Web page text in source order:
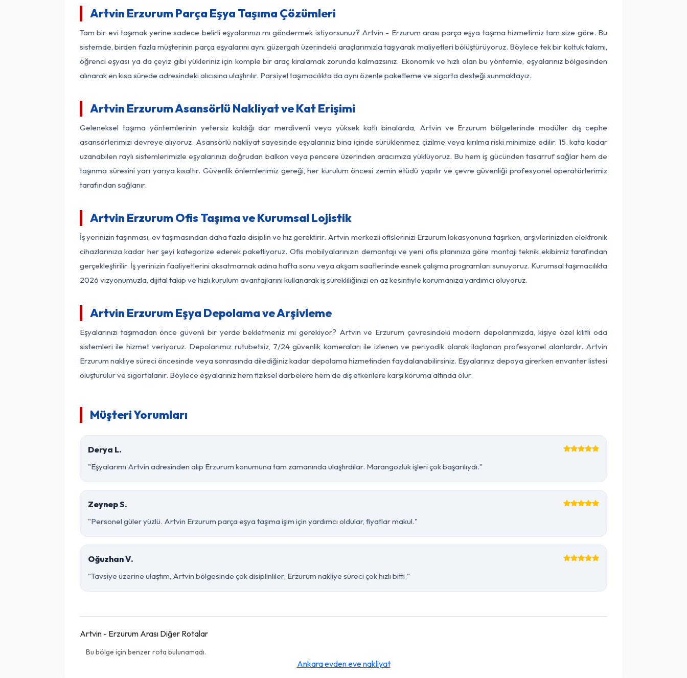
Artvin Erzurum Parça Eşya Taşıma Çözümleri
Tam bir evi taşımak yerine sadece belirli eşyalarınızı mı göndermek istiyorsunuz? Artvin - Erzurum arası parça eşya taşıma hizmetimiz tam size göre. Bu
sistemde, birden fazla müşterinin parça eşyalarını aynı güzergah üzerindeki araçlarımızla taşıyarak maliyetleri bölüştürüyoruz. Böylece tek bir koltuk takımı,
öğrenci eşyası ya da çeyiz gibi yükleriniz için komple bir araç kiralamak zorunda kalmazsınız. Ekonomik ve hızlı olan bu yöntemle, eşyalarınız bölgesinden
alınarak en kısa sürede adresindeki alıcısına ulaştırılır. Parsiyel taşımacılıkta da aynı özenle paketleme ve sigorta desteği sunmaktayız.
Artvin Erzurum Asansörlü Nakliyat ve Kat Erişimi
Geleneksel taşıma yöntemlerinin yetersiz kaldığı dar merdivenli veya yüksek katlı binalarda, Artvin ve Erzurum bölgelerinde modüler dış cephe
asansörlerimizi devreye alıyoruz. Asansörlü nakliyat sayesinde eşyalarınız bina içinde sürüklenmez, çizilme veya kırılma riski minimize edilir. 15. kata kadar
uzanabilen raylı sistemlerimizle eşyalarınızı doğrudan balkon veya pencere üzerinden aracımıza yüklüyoruz. Bu hem iş gücünden tasarruf sağlar hem de
taşınma süresini yarı yarıya kısaltır. Güvenlik önlemlerimiz gereği, her kurulum öncesi zemin etüdü yapılır ve çevre güvenliği profesyonel operatörlerimiz
tarafından sağlanır.
Artvin Erzurum Ofis Taşıma ve Kurumsal Lojistik
İş yerinizin taşınması, ev taşımasından daha fazla disiplin ve hız gerektirir. Artvin merkezli ofislerinizi Erzurum lokasyonuna taşırken, arşivlerinizden elektronik
cihazlarınıza kadar her şeyi kategorize ederek paketliyoruz. Ofis mobilyalarınızın demontajı ve yeni ofis planınıza göre montajı teknik ekibimiz tarafından
gerçekleştirilir. İş yerinizin faaliyetlerini aksatmamak adına hafta sonu veya akşam saatlerinde esnek çalışma programları sunuyoruz. Kurumsal taşımacılıkta
2026 vizyonumuzla, dijital takip ve hızlı kurulum avantajlarını kullanarak iş sürekliliğinizi en az kesintiyle korumanıza yardımcı oluyoruz.
Artvin Erzurum Eşya Depolama ve Arşivleme
Eşyalarınızı taşımadan önce güvenli bir yerde bekletmeniz mi gerekiyor? Artvin ve Erzurum çevresindeki modern depolarımızda, kişiye özel kilitli oda
sistemleri ile hizmet veriyoruz. Depolarımız rutubetsiz, 7/24 güvenlik kameraları ile izlenen ve periyodik olarak ilaçlanan profesyonel alanlardır. Artvin
Erzurum nakliye süreci öncesinde veya sonrasında dilediğiniz kadar depolama hizmetinden faydalanabilirsiniz. Eşyalarınız depoya girerken envanter listesi
oluşturulur ve sigortalanır. Böylece eşyalarınız hem fiziksel darbelere hem de dış etkenlere karşı koruma altında olur.
Müşteri Yorumları
Derya L.
"Eşyalarımı Artvin adresinden alıp Erzurum konumuna tam zamanında ulaştırdılar. Marangozluk işleri çok başarılıydı."
Zeynep S.
"Personel güler yüzlü. Artvin Erzurum parça eşya taşıma işim için yardımcı oldular, fiyatlar makul."
Oğuzhan V.
"Tavsiye üzerine ulaştım, Artvin bölgesinde çok disiplinliler. Erzurum nakliye süreci çok hızlı bitti."
Artvin - Erzurum Arası Diğer Rotalar
Bu bölge için benzer rota bulunamadı.
Ankara evden eve nakliyat